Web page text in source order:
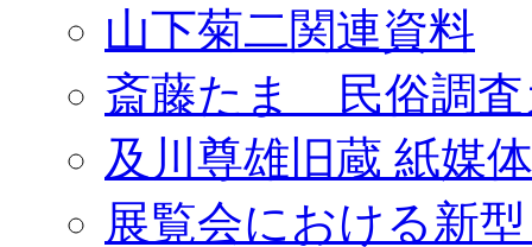
山下菊二関連資料
斎藤たま 民俗調査
及川尊雄旧蔵 紙媒
展覧会における新